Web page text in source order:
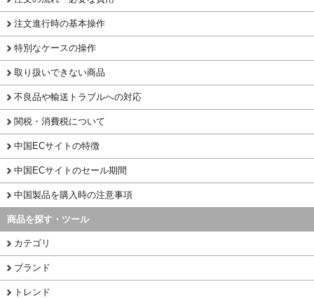
注文進行時の基本操作
特別なケースの操作
取り扱いできない商品
不良品や輸送トラブルへの対応
関税・消費税について
中国ECサイトの特徴
中国ECサイトのセール期間
中国製品を購入時の注意事項
商品を探す・ツール
カテゴリ
ブランド
トレンド